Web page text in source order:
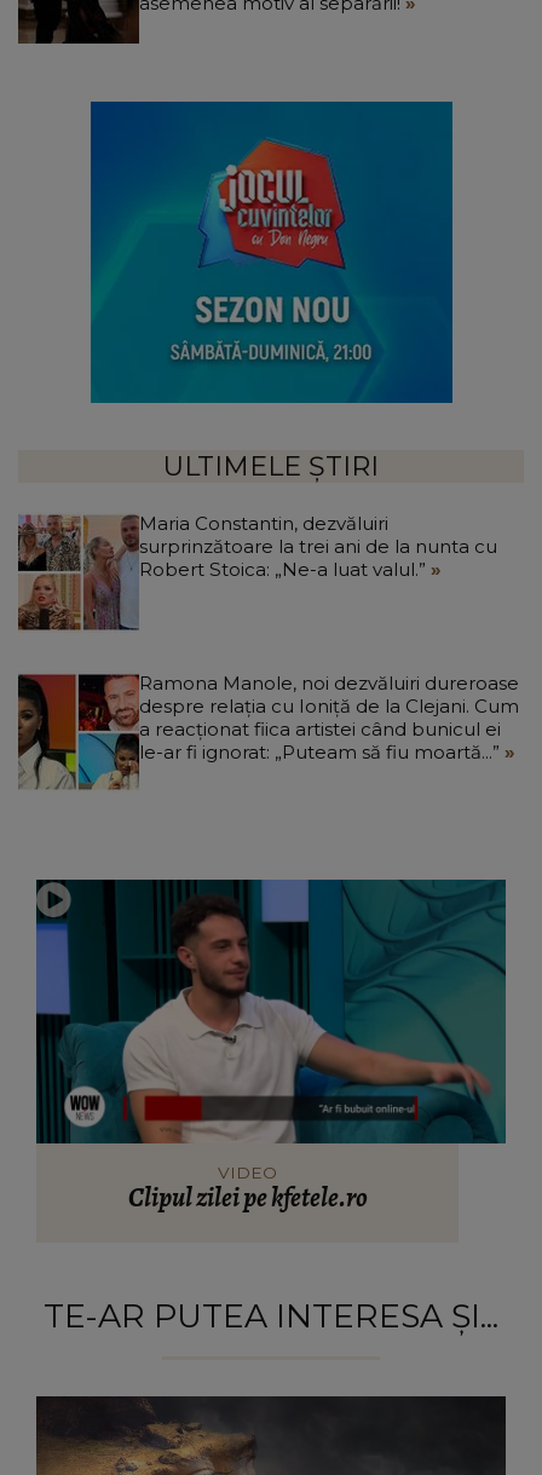
ULTIMELE ȘTIRI
Maria Constantin, dezvăluiri
surprinzătoare la trei ani de la nunta cu
Robert Stoica: „Ne-a luat valul.”
Ramona Manole, noi dezvăluiri dureroase
despre relația cu Ioniță de la Clejani. Cum
a reacționat fiica artistei când bunicul ei
le-ar fi ignorat: „Puteam să fiu moartă...”
VIDEO
Clipul zilei pe kfetele.ro
TE-AR PUTEA INTERESA ȘI...